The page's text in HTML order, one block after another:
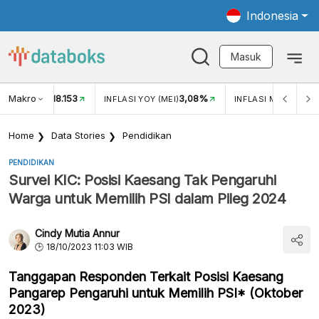
Indonesia
Masuk
Makro
USD/IDR 18.153 INFLASI YOY (MEI)3,08% INFLASI MOM (MEI)
Home Data Stories Pendidikan
PENDIDIKAN
Survei KIC: Posisi Kaesang Tak Pengaruhi
Warga untuk Memilih PSI dalam Pileg 2024
Cindy Mutia Annur
18/10/2023 11:03 WIB
Tanggapan Responden Terkait Posisi Kaesang
Pangarep Pengaruhi untuk Memilih PSI* (Oktober
2023)